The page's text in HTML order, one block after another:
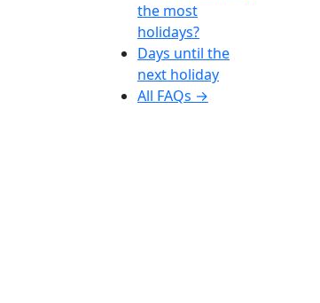
the most
holidays?
Days until the
next holiday
All FAQs →